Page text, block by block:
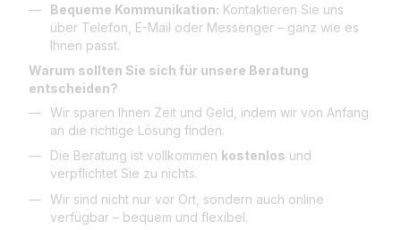
Bequeme Kommunikation: Kontaktieren Sie uns
über Telefon, E-Mail oder Messenger – ganz wie es
Ihnen passt.
Warum sollten Sie sich für unsere Beratung
entscheiden?
Wir sparen Ihnen Zeit und Geld, indem wir von Anfang
an die richtige Lösung finden.
Die Beratung ist vollkommen kostenlos und
verpflichtet Sie zu nichts.
Wir sind nicht nur vor Ort, sondern auch online
verfügbar – bequem und flexibel.